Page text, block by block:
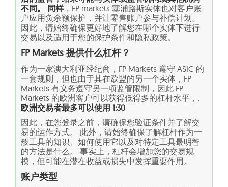
不同。 同样，FP markets 塞浦路斯实体也对客户账
户应用负余额保护，并让零售账户参与补偿计划。
因此，请始终确保更好地了解您在哪个实体下进行
交易以及适用于您的保护条件和隐私政策。
FP Markets 提供什么杠杆？
作为一家澳大利亚经纪商，FP Markets 遵守 ASIC 的
一套规则，但也由于其在欧盟的另一个实体，FP
Markets 有义务遵守另一项监管限制，因此 FP
Markets 的欧洲客户可以获得低得多的杠杆水平，.
欧洲交易者最多可以使用 1:30
因此，在您登录之前，请确保您验证条件并了解交
易的运作方式。 此外，请始终确保了解杠杆作为一
般工具的知识、如何使用它以及对特定工具最明智
的方法是什么。 事实上，杠杆会增加您的交易规
模，但可能在潜在收益或损失中发挥重要作用。
账户类型